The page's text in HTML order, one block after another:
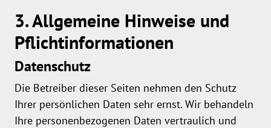
3. Allgemeine Hinweise und
Pflicht­informationen
Datenschutz
Die Betreiber dieser Seiten nehmen den Schutz
Ihrer persönlichen Daten sehr ernst. Wir behandeln
Ihre personenbezogenen Daten vertraulich und